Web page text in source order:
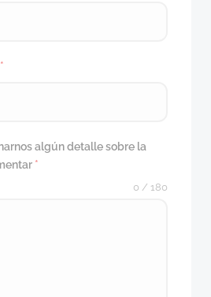
*
algún detalle sobre la
*
0 / 180